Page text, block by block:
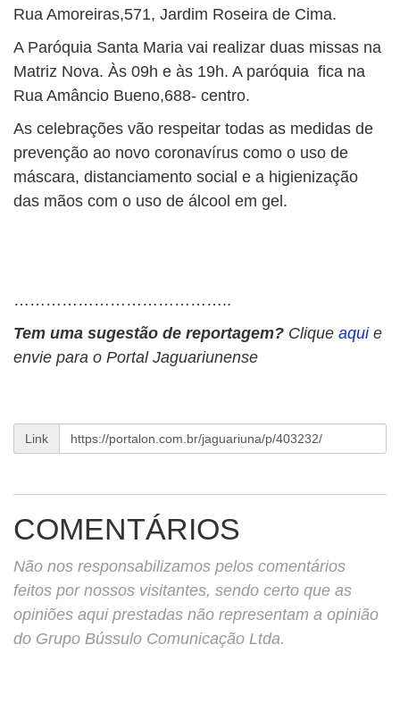
Rua Amoreiras,571, Jardim Roseira de Cima.
A Paróquia Santa Maria vai realizar duas missas na
Matriz Nova. Às 09h e às 19h. A paróquia fica na
Rua Amâncio Bueno,688- centro.
As celebrações vão respeitar todas as medidas de
prevenção ao novo coronavírus como o uso de
máscara, distanciamento social e a higienização
das mãos com o uso de álcool em gel.
…………………………………..
Tem uma sugestão de reportagem? Clique aqui e
envie para o Portal Jaguariunense
Link
COMENTÁRIOS
Não nos responsabilizamos pelos comentários
feitos por nossos visitantes, sendo certo que as
opiniões aqui prestadas não representam a opinião
do Grupo Bússulo Comunicação Ltda.